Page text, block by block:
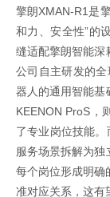
擎朗XMAN-R1是
和力、安全性”的
缝适配擎朗智能深
公司自主研发的
器人的通用智能基
KEENON ProS，
了专业岗位技能。
服务场景拆解为独
每个岗位形成明确
准对应关系，这有